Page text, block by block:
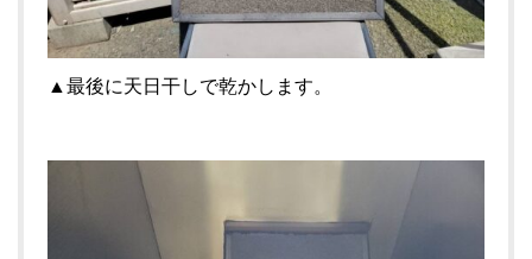
▲最後に天日干しで乾かします。